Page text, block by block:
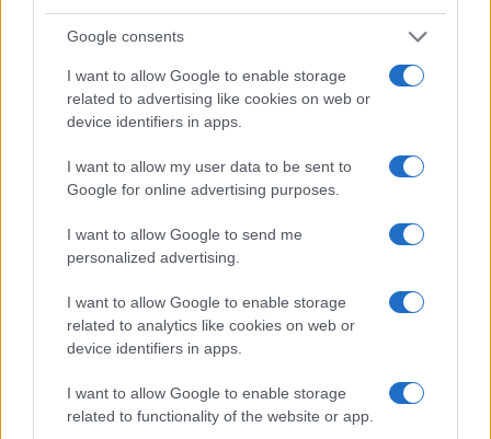
Google consents
I want to allow Google to enable storage
related to advertising like cookies on web or
device identifiers in apps.
I want to allow my user data to be sent to
Google for online advertising purposes.
I want to allow Google to send me
personalized advertising.
I want to allow Google to enable storage
related to analytics like cookies on web or
device identifiers in apps.
I want to allow Google to enable storage
related to functionality of the website or app.
Bard e gli eventi imperdibili in Italia
Cristian Castiglioni · 7 Ago 2026
LIFESTYLE